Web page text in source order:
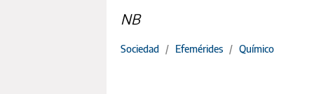
NB
Sociedad / Efemérides / Químico